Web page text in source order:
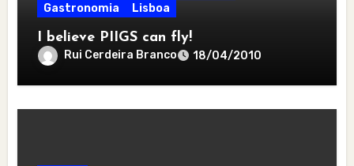
Gastronomia
Lisboa
I believe PIIGS can fly!
Rui Cerdeira Branco 18/04/2010